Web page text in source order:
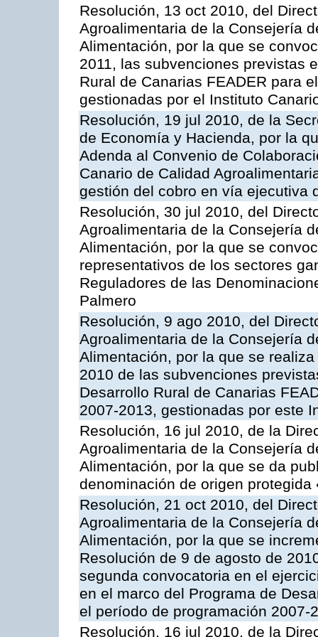
Resolución, 13 oct 2010, del
Agroalimentaria de la Consejería
Alimentación, por la que se
2011, las subvenciones previstas
Rural de Canarias FEADER para
gestionadas por el Instituto
Resolución, 19 jul 2010, de la
de Economía y Hacienda, por la
Adenda al Convenio de
Canario de Calidad
gestión del cobro en vía ejecutiva
Resolución, 30 jul 2010, del
Agroalimentaria de la Consejería
Alimentación, por la que se
representativos de los sectores
Reguladores de las
Palmero
Resolución, 9 ago 2010, del
Agroalimentaria de la Consejería
Alimentación, por la que se
2010 de las subvenciones
Desarrollo Rural de Canarias
2007-2013, gestionadas por este
Resolución, 16 jul 2010, de la
Agroalimentaria de la Consejería
Alimentación, por la que se da
denominación de origen
Resolución, 21 oct 2010, del
Agroalimentaria de la Consejería
Alimentación, por la que se
Resolución de 9 de agosto de
segunda convocatoria en el
en el marco del Programa de
el período de programación
Resolución, 16 jul 2010, de la